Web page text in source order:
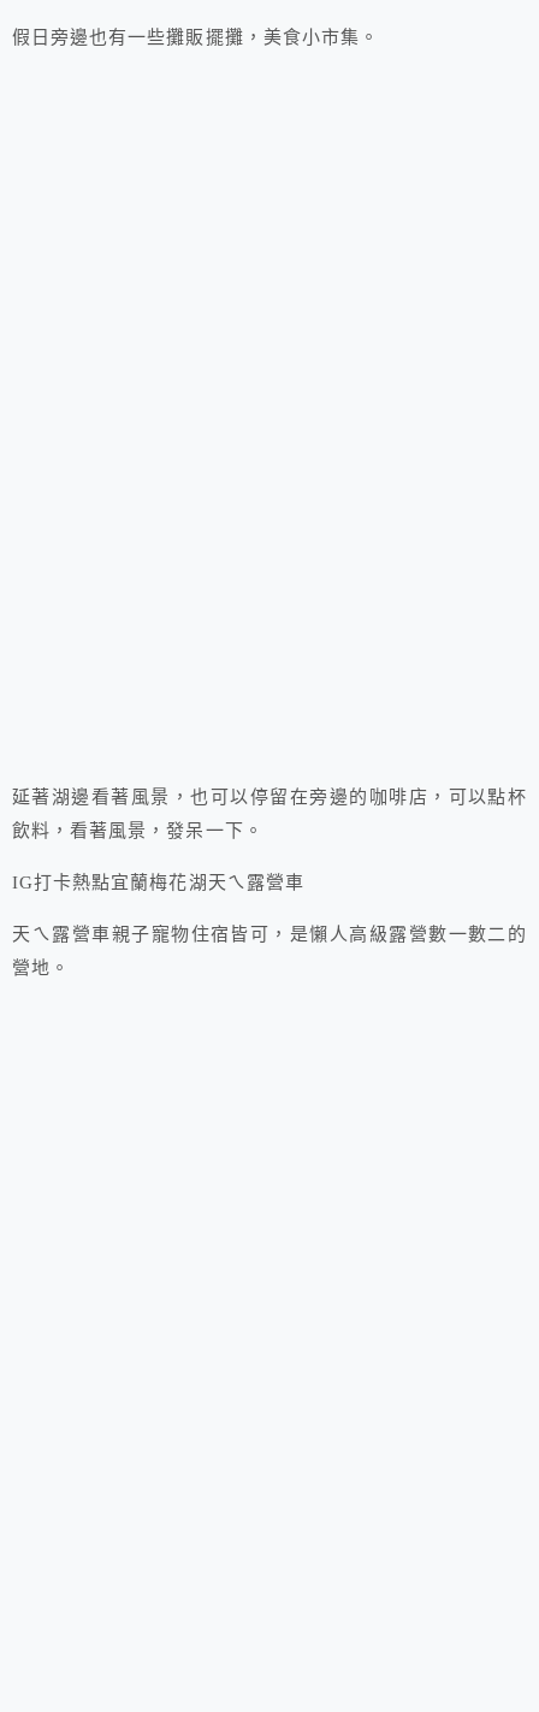
假日旁邊也有一些攤販擺攤，美食小市集。
延著湖邊看著風景，也可以停留在旁邊的咖啡店，可以點杯
飲料，看著風景，發呆一下。
IG打卡熱點宜蘭梅花湖天ㄟ露營車
天ㄟ露營車親子寵物住宿皆可，是懶人高級露營數一數二的
營地。